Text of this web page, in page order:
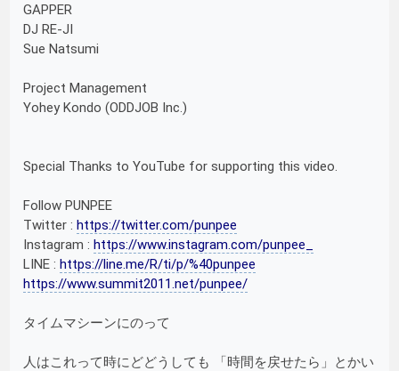
GAPPER
DJ RE-JI
Sue Natsumi
Project Management
Yohey Kondo (ODDJOB Inc.)
Special Thanks to YouTube for supporting this video.
Follow PUNPEE
Twitter :https://twitter.com/punpee
Instagram :https://www.instagram.com/punpee_
LINE :https://line.me/R/ti/p/%40punpee
https://www.summit2011.net/punpee/
タイムマシーンにのって
人はこれって時にどどうしても 「時間を戻せたら」とかい